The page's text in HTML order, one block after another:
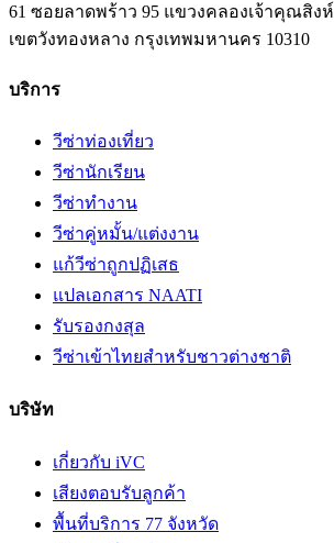
61 ซอยลาดพร้าว 95 แขวงคลองเจ้าคุณสิงห์
เขตวังทองหลาง กรุงเทพมหานคร 10310
บริการ
วีซ่าท่องเที่ยว
วีซ่านักเรียน
วีซ่าทำงาน
วีซ่าคู่หมั้น/แต่งงาน
แก้วีซ่าถูกปฏิเสธ
แปลเอกสาร NAATI
รับรองกงสุล
วีซ่าเข้าไทยสำหรับชาวต่างชาติ
บริษัท
เกี่ยวกับ iVC
เสียงตอบรับลูกค้า
พื้นที่บริการ 77 จังหวัด